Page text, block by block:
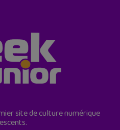
site de culture numérique